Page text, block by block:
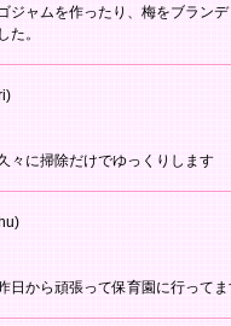
ジャムを作ったり、梅をブラン
。
に掃除だけでゆっくりします
日から頑張って保育園に行ってま